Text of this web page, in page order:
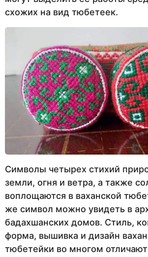
схожих на вид тюбетеек.
Символы четырех стихий
земли, огня и ветра, а также
воплощаются в ваханской
же символ можно увидеть в
бадахшанских домов. Стиль,
форма, вышивка и дизайн
тюбетейки во многом